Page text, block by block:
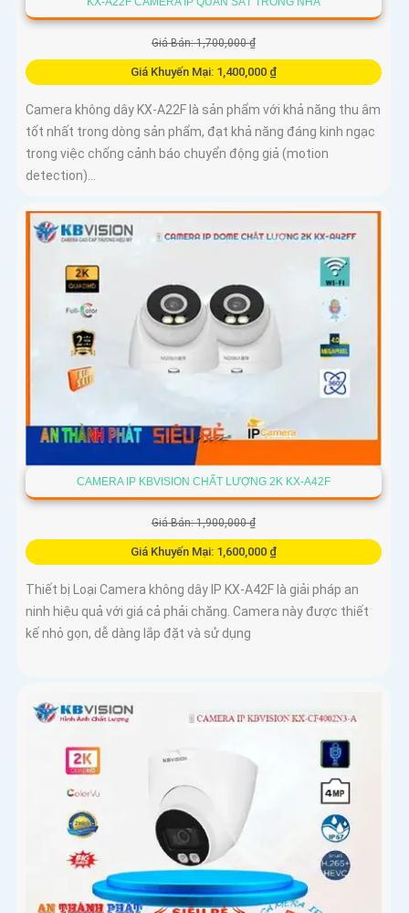
Giá Bán: 1,700,000 ₫
Giá Khuyến Mại: 1,400,000 ₫
Camera không dây KX-A22F là sản phẩm với khả năng thu âm
tốt nhất trong dòng sản phẩm, đạt khả năng đáng kinh ngạc
trong việc chống cảnh báo chuyển động giả (motion
detection)...
CAMERA IP KBVISION CHẤT LƯỢNG 2K KX-A42F
Giá Bán: 1,900,000 ₫
Giá Khuyến Mại: 1,600,000 ₫
Thiết bị Loại Camera không dây IP KX-A42F là giải pháp an
ninh hiệu quả với giá cả phải chăng. Camera này được thiết
kế nhỏ gọn, dễ dàng lắp đặt và sử dụng